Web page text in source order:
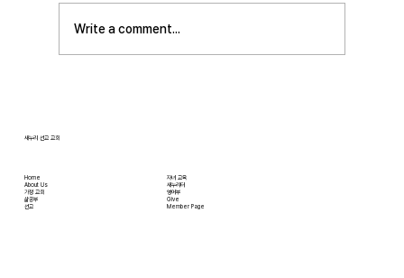
Write a comment...
Home
About Us
​가정 교회
​삶공부
​선교
자녀 교육
새누리터
영어부
Give
Member Page
새누리 선교 교회